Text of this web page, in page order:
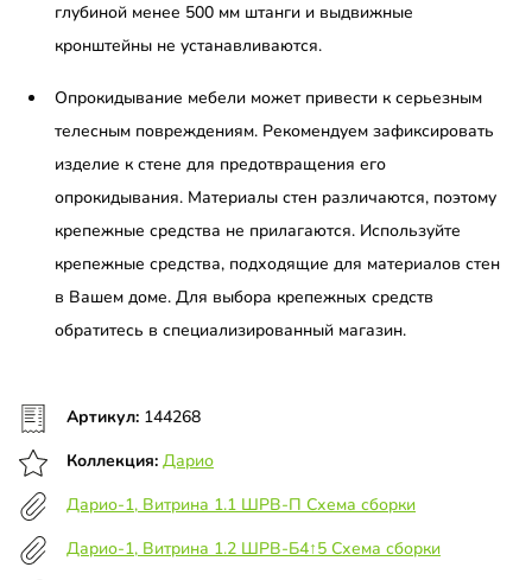
глубиной менее 500 мм штанги и выдвижные
кронштейны не устанавливаются.
Опрокидывание мебели может привести к серьезным
телесным повреждениям. Рекомендуем зафиксировать
изделие к стене для предотвращения его
опрокидывания. Материалы стен различаются, поэтому
крепежные средства не прилагаются. Используйте
крепежные средства, подходящие для материалов стен
в Вашем доме. Для выбора крепежных средств
обратитесь в специализированный магазин.
Артикул: 144268
Коллекция: Дарио
Дарио-1, Витрина 1.1 ШРВ-П Схема сборки
Дарио-1, Витрина 1.2 ШРВ-Б4↑5 Схема сборки